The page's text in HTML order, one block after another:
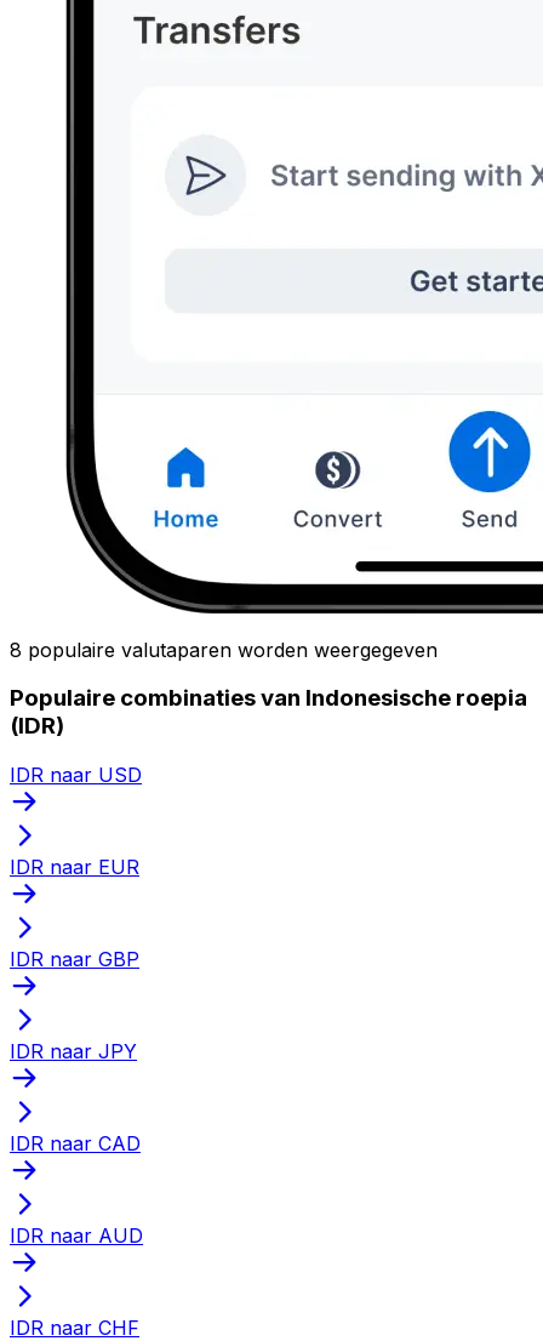
8 populaire valutaparen worden weergegeven
Populaire combinaties van Indonesische roepia
(IDR)
IDR naar USD
IDR naar EUR
IDR naar GBP
IDR naar JPY
IDR naar CAD
IDR naar AUD
IDR naar CHF